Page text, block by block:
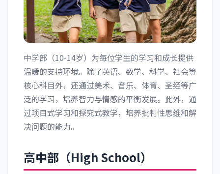
中学部（10-14岁）为每位学生的学习和成长提供
温暖的支持环境。除了英语、数学、科学、社会等
核心科目外，还通过美术、音乐、体育、圣经等广
泛的学习，培养智力与情感的平衡发展。此外，通
过项目式学习和探究式教学，培养批判性思维和解
决问题的能力。
高中部（High School）